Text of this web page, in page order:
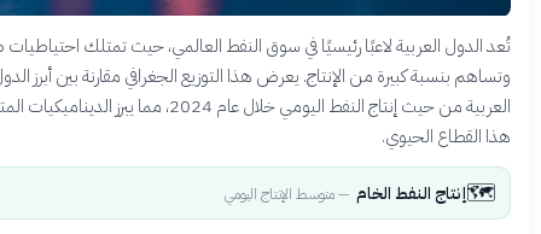
العربية لاعبًا رئيسيًا في سوق النفط العالمي، حيث تمتلك احتياطيات ضخمة
بنسبة كبيرة من الإنتاج. يعرض هذا التوزيع الجغرافي مقارنة بين أبرز الدول
العربية من حيث إنتاج النفط اليومي خلال عام 2024، مما يبرز الديناميكيات المتغيرة في
الحيوي.
إنتاج النفط الخام —متوسط الإنتاج اليومي